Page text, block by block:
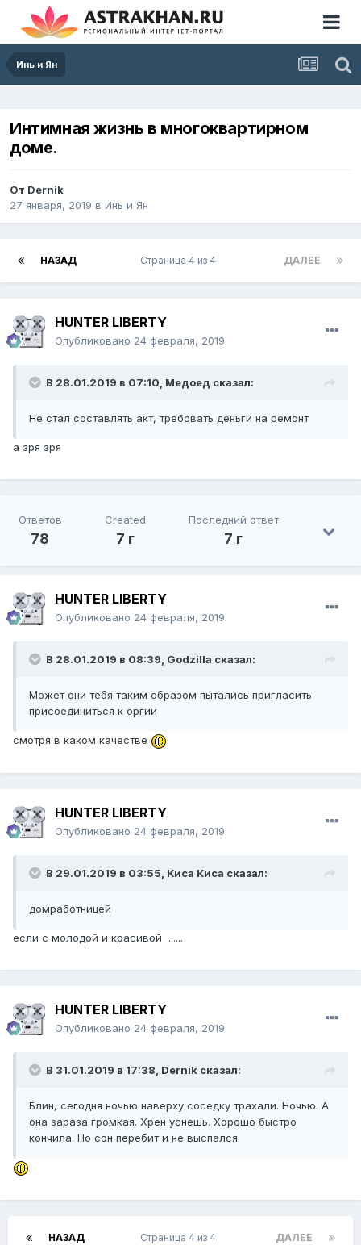
Инь и Ян
Интимная жизнь в многоквартирном
доме.
От Dernik
27 января, 2019 в Инь и Ян
НАЗАД ДАЛЕЕ
Страница 4 из 4
HUNTER LIBERTY
Опубликовано 24 февраля, 2019
В 28.01.2019 в 07:10, Медоед сказал:
Не стал составлять акт, требовать деньги на ремонт
а зря зря
Ответов
78
Created
7 г
Последний ответ
7 г
HUNTER LIBERTY
Опубликовано 24 февраля, 2019
В 28.01.2019 в 08:39, Godzilla сказал:
Может они тебя таким образом пытались пригласить
присоединиться к оргии
смотря в каком качестве
HUNTER LIBERTY
Опубликовано 24 февраля, 2019
В 29.01.2019 в 03:55, Киса Киса сказал:
домработницей
если с молодой и красивой ......
HUNTER LIBERTY
Опубликовано 24 февраля, 2019
В 31.01.2019 в 17:38, Dernik сказал:
Блин, сегодня ночью наверху соседку трахали. Ночью. А
она зараза громкая. Хрен уснешь. Хорошо быстро
кончила. Но сон перебит и не выспался
НАЗАД ДАЛЕЕ
Страница 4 из 4